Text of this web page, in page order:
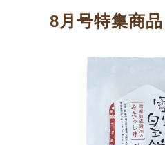
8月号特集商品